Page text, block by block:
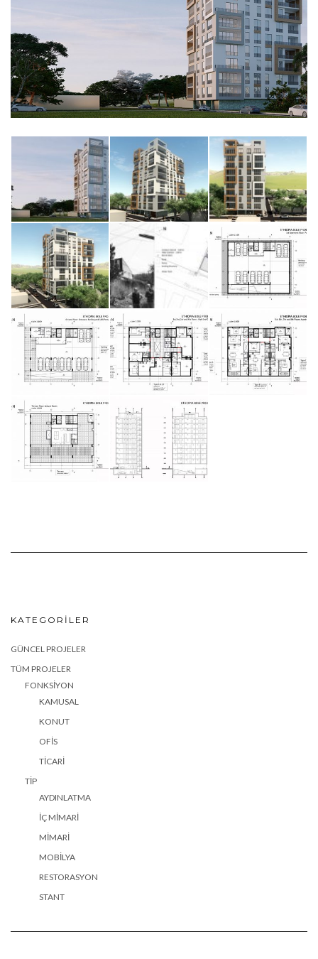
KATEGORILER
GÜNCEL PROJELER
TÜM PROJELER
FONKSIYON
KAMUSAL
KONUT
OFIS
TICARI
TIP
AYDINLATMA
İÇ MIMARI
MIMARI
MOBILYA
RESTORASYON
STANT